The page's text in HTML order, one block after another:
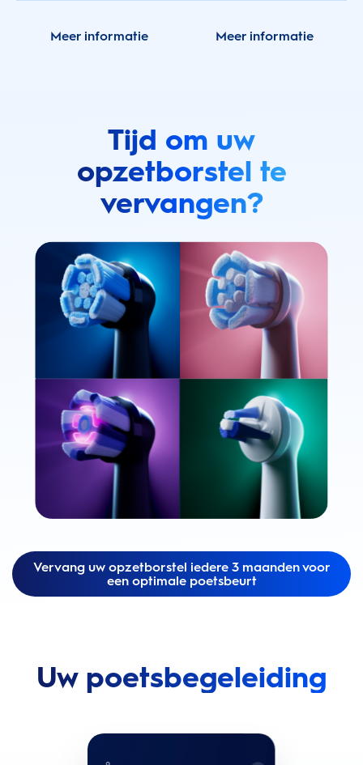
Meer informatie Meer informatie
Tijd om uw
opzetborstel te
vervangen?
Vervang uw opzetborstel iedere 3 maanden voor
een optimale poetsbeurt
Uw poetsbegeleiding